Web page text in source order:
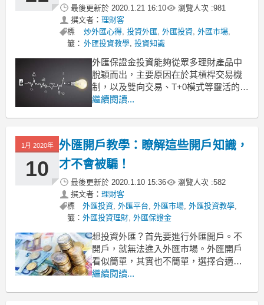
最後更新於 2020.1.21 16:10 瀏覽人次 :981
撰文者： 理財客
標
籤：
炒外匯心得,投資外匯,外匯投資,外匯市場,
外匯投資教學,投資知識
外匯保證金投資能夠從眾多理財產品中
脫穎而出，主要原因在於其槓桿交易機
制，以及雙向交易、T+0模式等靈活的規
則，但很多投資者依仗外匯保證金的諸
天這份超實用的外匯保證金心得一定適
合很多投資者。
先了解產品，再進場交易
繼續閱讀...
1月 2020年
10
外匯開戶教學：瞭解這些開戶知識，
才不會被騙！
最後更新於 2020.1.10 15:36 瀏覽人次 :582
撰文者： 理財客
標
籤：
外匯投資, 外匯平台, 外匯市場, 外匯投資教學,
外匯投資理財, 外匯保證金
想投資外匯？首先要進行外匯開戶。不
開戶，就無法進入外匯市場。外匯開戶
看似簡單，其實也不簡單，選擇合適的
平台開戶，才能保證後續的交易的安全
繼續閱讀...